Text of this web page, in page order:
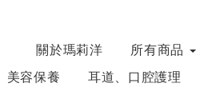
關於瑪莉洋 所有商品
美容保養
耳道、口腔護理